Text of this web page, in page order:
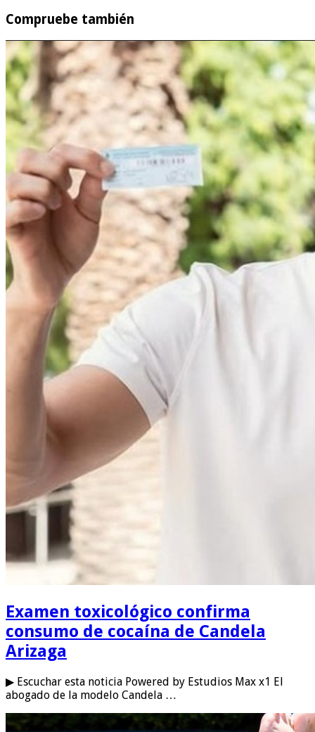
Compruebe también
Examen toxicológico confirma
consumo de cocaína de Candela
Arizaga
▶ Escuchar esta noticia Powered by Estudios Max x1 El
abogado de la modelo Candela …